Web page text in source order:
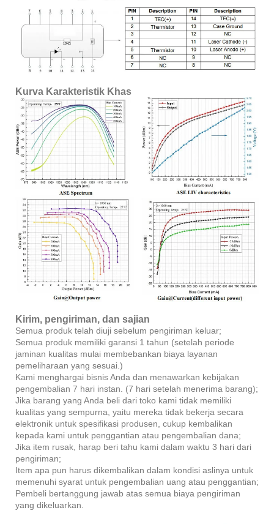
Kurva Karakteristik Khas
Kirim, pengiriman, dan sajian
Semua produk telah diuji sebelum pengiriman keluar;
Semua produk memiliki garansi 1 tahun (setelah periode
jaminan kualitas mulai membebankan biaya layanan
pemeliharaan yang sesuai.)
Kami menghargai bisnis Anda dan menawarkan kebijakan
pengembalian 7 hari instan. (7 hari setelah menerima barang);
Jika barang yang Anda beli dari toko kami tidak memiliki
kualitas yang sempurna, yaitu mereka tidak bekerja secara
elektronik untuk spesifikasi produsen, cukup kembalikan
kepada kami untuk penggantian atau pengembalian dana;
Jika item rusak, harap beri tahu kami dalam waktu 3 hari dari
pengiriman;
Item apa pun harus dikembalikan dalam kondisi aslinya untuk
memenuhi syarat untuk pengembalian uang atau penggantian;
Pembeli bertanggung jawab atas semua biaya pengiriman
yang dikeluarkan.